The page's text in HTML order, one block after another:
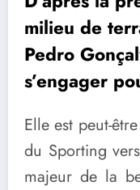
milieu de
Pedro
s’engager
Elle est peut-
du Sporting
majeur de la